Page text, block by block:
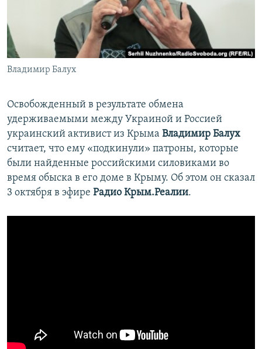
ПОБЕДИТЕЛЕЙ НЕ СУДЯТ?
КРЫМ.НЕПОКОРЕННЫЙ
УКРАИНСКАЯ ПРОБЛЕМА КРЫМА
ПРИСОЕДИНЯЙТЕСЬ!
Владимир Балух
Освобожденный в результате обмена
удерживаемыми между Украиной и Россией
украинский активист из Крыма Владимир Балух
считает, что ему «подкинули» патроны, которые
были найденные российскими силовиками во
время обыска в его доме в Крыму. Об этом он сказал
3 октября в эфире Радио Крым.Реалии.